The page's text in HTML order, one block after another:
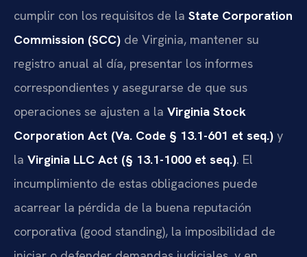
cumplir con los requisitos de la State Corporation
Commission (SCC) de Virginia, mantener su
registro anual al día, presentar los informes
correspondientes y asegurarse de que sus
operaciones se ajusten a la Virginia Stock
Corporation Act (Va. Code § 13.1-601 et seq.) y
la Virginia LLC Act (§ 13.1-1000 et seq.). El
incumplimiento de estas obligaciones puede
acarrear la pérdida de la buena reputación
corporativa (good standing), la imposibilidad de